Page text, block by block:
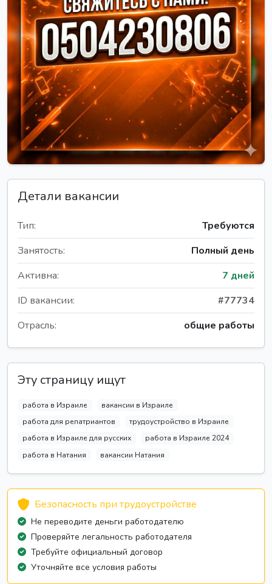
Детали вакансии
Тип:
Требуются
Занятость:
Полный день
Активна:
7 дней
ID вакансии:
#77734
Отрасль:
общие работы
Эту страницу ищут
работа в Израиле
вакансии в Израиле
работа для репатриантов
трудоустройство в Израиле
работа в Израиле для русских
работа в Израиле 2024
работа в Натания
вакансии Натания
Безопасность при трудоустройстве
Не переводите деньги работодателю
Проверяйте легальность работодателя
Требуйте официальный договор
Уточняйте все условия работы